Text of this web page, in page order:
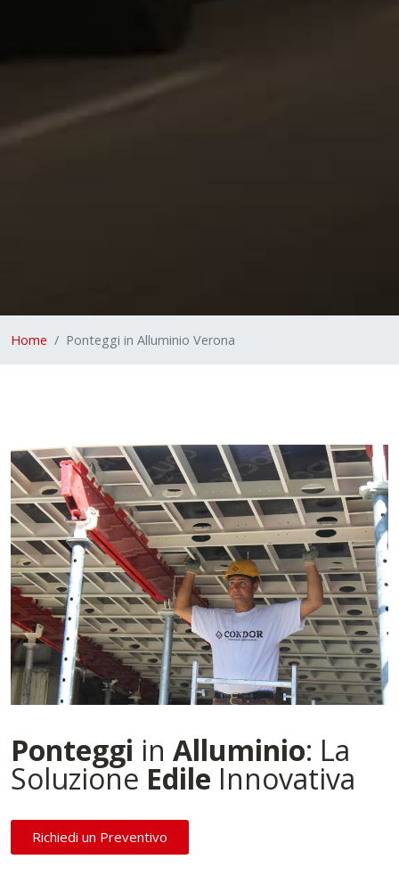
Home Ponteggi in Alluminio Verona
Ponteggi in Alluminio: La
Soluzione Edile Innovativa
Richiedi un Preventivo